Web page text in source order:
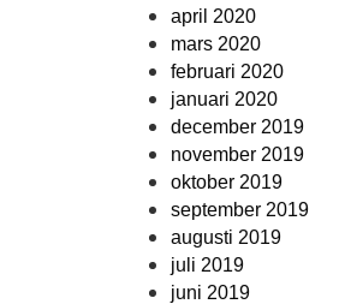
april 2020
mars 2020
februari 2020
januari 2020
december 2019
november 2019
oktober 2019
september 2019
augusti 2019
juli 2019
juni 2019